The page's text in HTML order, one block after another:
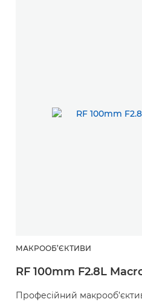
МАКРООБ’ЄКТИВИ
RF 100mm F2.8L
Професійний